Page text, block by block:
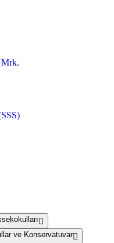
Mrk.
ve Konservatuvar